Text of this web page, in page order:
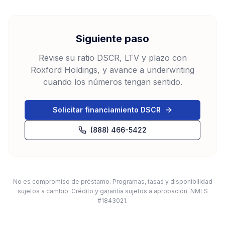
Siguiente paso
Revise su ratio DSCR, LTV y plazo con
Roxford Holdings, y avance a underwriting
cuando los números tengan sentido.
Solicitar financiamiento DSCR
(888) 466-5422
No es compromiso de préstamo. Programas, tasas y disponibilidad
sujetos a cambio. Crédito y garantía sujetos a aprobación. NMLS
#1843021.